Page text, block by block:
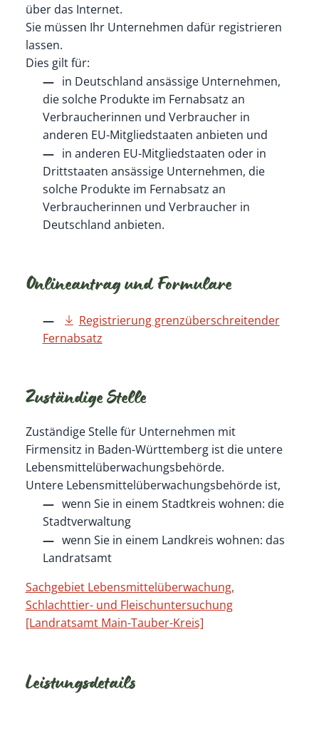
über das Internet.
Sie müssen Ihr Unternehmen dafür registrieren
lassen.
Dies gilt für:
in Deutschland ansässige Unternehmen,
die solche Produkte im Fernabsatz an
Verbraucherinnen und Verbraucher in
anderen EU-Mitgliedstaaten anbieten und
in anderen EU-Mitgliedstaaten oder in
Drittstaaten ansässige Unternehmen, die
solche Produkte im Fernabsatz an
Verbraucherinnen und Verbraucher in
Deutschland anbieten.
Onlineantrag und Formulare
Registrierung grenzüberschreitender
Fernabsatz
Zuständige Stelle
Zuständige Stelle für Unternehmen mit
Firmensitz in Baden-Württemberg ist die untere
Lebensmittelüberwachungsbehörde.
Untere Lebensmittelüberwachungsbehörde ist,
wenn Sie in einem Stadtkreis wohnen: die
Stadtverwaltung
wenn Sie in einem Landkreis wohnen: das
Landratsamt
Sachgebiet Lebensmittelüberwachung,
Schlachttier- und Fleischuntersuchung
[Landratsamt Main-Tauber-Kreis]
Leistungsdetails